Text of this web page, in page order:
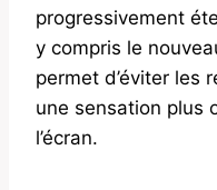
progressivement
y compris le
permet d’éviter les
une sensation plus
l’écran.